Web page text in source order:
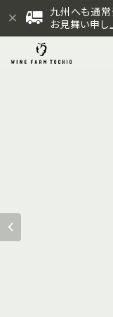
九州へも通常
お見舞い申し